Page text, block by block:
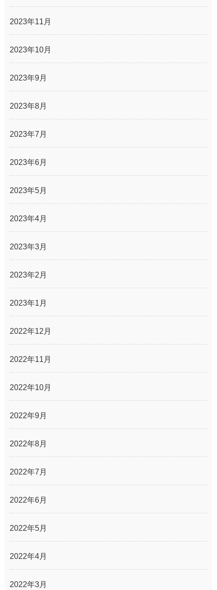
2023年11月
2023年10月
2023年9月
2023年8月
2023年7月
2023年6月
2023年5月
2023年4月
2023年3月
2023年2月
2023年1月
2022年12月
2022年11月
2022年10月
2022年9月
2022年8月
2022年7月
2022年6月
2022年5月
2022年4月
2022年3月